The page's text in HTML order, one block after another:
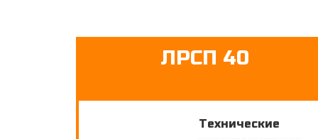
ЛРСП 40
Технические